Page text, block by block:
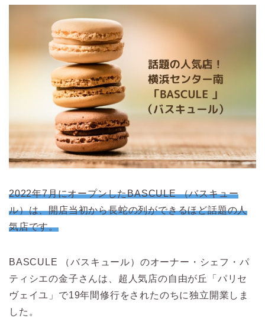
2022年7月にオープンしたBASCULE （バスキュー
ル）は、開店当初から長蛇の列ができるほど話題の人
気店です。
BASCULE （バスキュール）のオーナー・シェフ・パ
ティシエの金子さんは、超人気店の自由が丘「パリセ
ヴェイユ」で19年間修行をされたのちに独立開業しま
した。